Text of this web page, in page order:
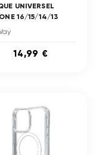
UNIVERSEL
16/15/14/13
14,99 €